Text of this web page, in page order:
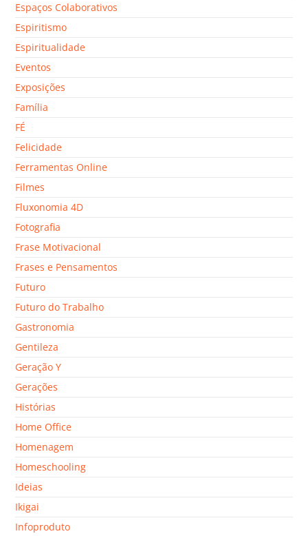
Espaços Colaborativos
Espiritismo
Espiritualidade
Eventos
Exposições
Família
FÉ
Felicidade
Ferramentas Online
Filmes
Fluxonomia 4D
Fotografia
Frase Motivacional
Frases e Pensamentos
Futuro
Futuro do Trabalho
Gastronomia
Gentileza
Geração Y
Gerações
Histórias
Home Office
Homenagem
Homeschooling
Ideias
Ikigai
Infoproduto